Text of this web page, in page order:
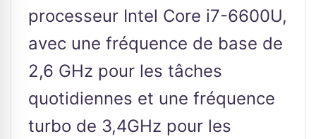
processeur Intel Core i7-6600U,
avec une fréquence de base de
2,6 GHz pour les tâches
quotidiennes et une fréquence
turbo de 3,4GHz pour les